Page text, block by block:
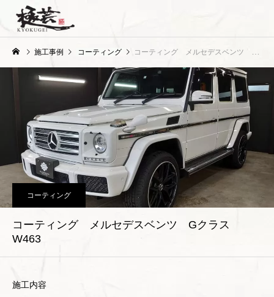
施工事例 コーティング コーティング メルセデスベンツ Gクラス W463
コーティング
コーティング メルセデスベンツ Gクラス
W463
施工内容